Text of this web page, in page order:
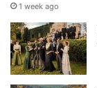
1 week ago